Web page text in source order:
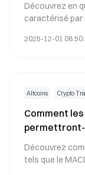
Découvrez en
caractérisé par
des autres
les
2025-12-01
Altcoins Crypto
Comment
permettront-
2026 ?
Découvrez
tels que le